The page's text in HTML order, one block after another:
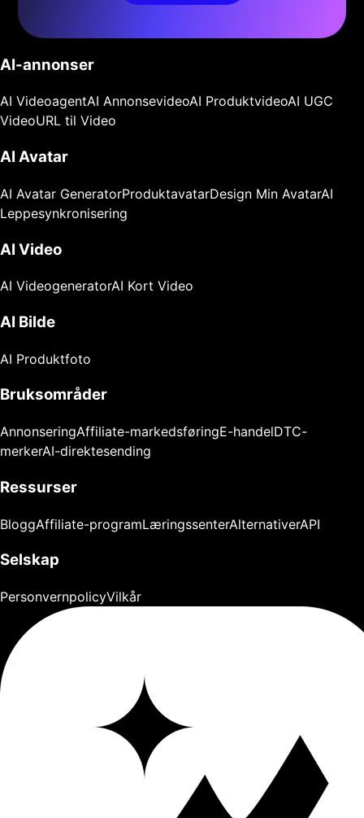
AI-annonser
AI VideoagentAI AnnonsevideoAI ProduktvideoAI UGC
VideoURL til Video
AI Avatar
AI Avatar GeneratorProduktavatarDesign Min AvatarAI
Leppesynkronisering
AI Video
AI VideogeneratorAI Kort Video
AI Bilde
AI Produktfoto
Bruksområder
AnnonseringAffiliate-markedsføringE-handelDTC-
merkerAI-direktesending
Ressurser
BloggAffiliate-programLæringssenterAlternativerAPI
Selskap
PersonvernpolicyVilkår